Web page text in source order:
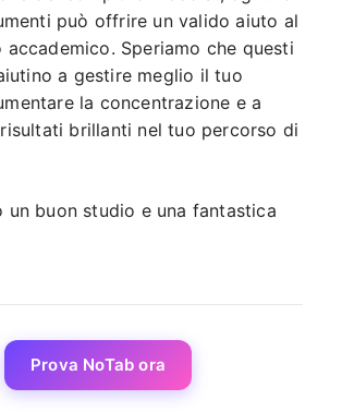
può offrire un valido aiuto al
Speriamo che questi
a gestire meglio il tuo
la concentrazione e a
brillanti nel tuo percorso di
un buon studio e una fantastica
Prova NoTab ora